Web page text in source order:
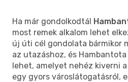
Ha már gondolkodtál
most remek alkalom lehet
új úti cél gondolata bármikor
az utazáshoz, és
lehet, amelyet nehéz kiverni
egy gyors városlátogatásról,